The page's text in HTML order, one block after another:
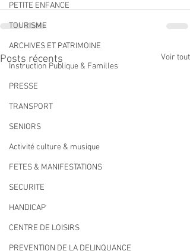
PETITE ENFANCE
TOURISME
ARCHIVES ET PATRIMOINE
Instruction Publique & Familles
PRESSE
TRANSPORT
SENIORS
Activité culture & musique
FETES & MANIFESTATIONS
SECURITE
HANDICAP
CENTRE DE LOISIRS
PREVENTION DE LA DELINQUANCE
Posts récents Voir tout